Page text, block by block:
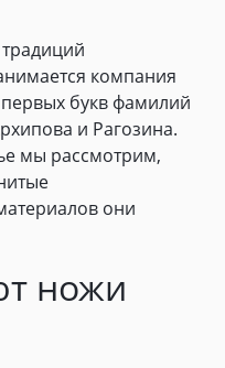
компания
первых букв фамилий
и Рагозина.
мы рассмотрим,
они
ножи